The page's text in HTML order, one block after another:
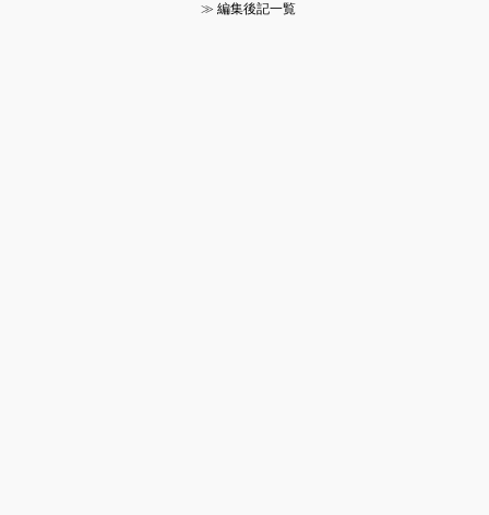
≫ 編集後記一覧